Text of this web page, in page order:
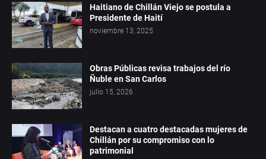
Haitiano de Chillán Viejo se postula a
Presidente de Haití
noviembre 13, 2025
Obras Públicas revisa trabajos del río
Ñuble en San Carlos
julio 15, 2026
Destacan a cuatro destacadas mujeres de
Chillán por su compromiso con lo
patrimonial